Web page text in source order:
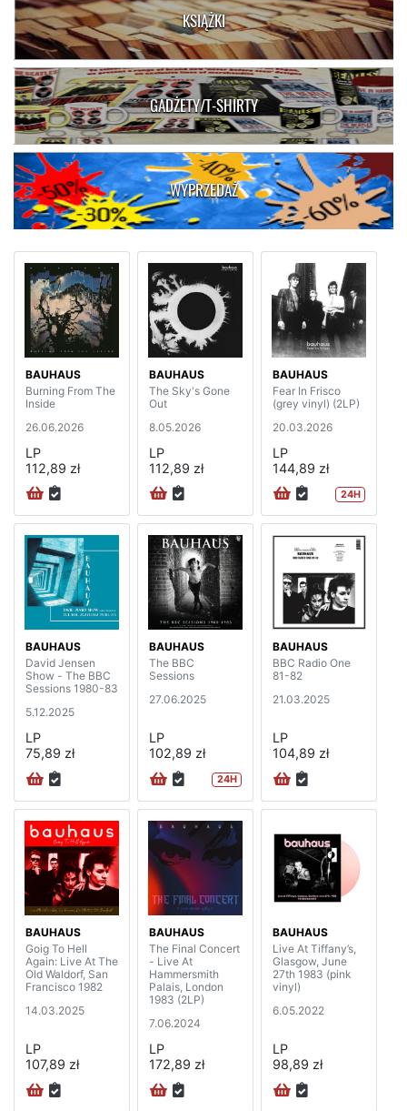
KSIĄŻKI
GADŻETY/T-SHIRTY
WYPRZEDAŻ
BAUHAUS
Burning From The
Inside
26.06.2026
LP
112,89 zł
BAUHAUS
The Sky's Gone
Out
8.05.2026
LP
112,89 zł
BAUHAUS
Fear In Frisco
(grey vinyl) (2LP)
20.03.2026
LP
144,89 zł
24H
BAUHAUS
David Jensen
Show - The BBC
Sessions 1980-83
5.12.2025
LP
75,89 zł
BAUHAUS
The BBC
Sessions
27.06.2025
LP
102,89 zł
24H
BAUHAUS
BBC Radio One
81-82
21.03.2025
LP
104,89 zł
BAUHAUS
Goig To Hell
Again: Live At The
Old Waldorf, San
Francisco 1982
14.03.2025
LP
107,89 zł
BAUHAUS
The Final Concert
- Live At
Hammersmith
Palais, London
1983 (2LP)
7.06.2024
LP
172,89 zł
BAUHAUS
Live At Tiffany’s,
Glasgow, June
27th 1983 (pink
vinyl)
6.05.2022
LP
98,89 zł